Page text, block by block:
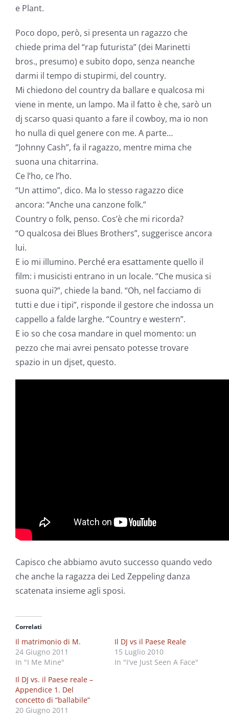
e Plant.
Poco dopo, però, si presenta un ragazzo che
chiede prima del “rap futurista” (dei Marinetti
bros., presumo) e subito dopo, senza neanche
darmi il tempo di stupirmi, del country.
Mi chiedono del country da ballare e qualcosa mi
viene in mente, un lampo. Ma il fatto è che, sarò un
dj scarso quasi quanto a fare il cowboy, ma io non
ho nulla di quel genere con me. A parte…
“Johnny Cash”, fa il ragazzo, mentre mima che
suona una chitarrina.
Ce l’ho, ce l’ho.
“Un attimo”, dico. Ma lo stesso ragazzo dice
ancora: “Anche una canzone folk.”
Country o folk, penso. Cos’è che mi ricorda?
“O qualcosa dei Blues Brothers”, suggerisce ancora
lui.
E io mi illumino. Perché era esattamente quello il
film: i musicisti entrano in un locale. “Che musica si
suona qui?”, chiede la band. “Oh, nel facciamo di
tutti e due i tipi”, risponde il gestore che indossa un
cappello a falde larghe. “Country e western”.
E io so che cosa mandare in quel momento: un
pezzo che mai avrei pensato potesse trovare
spazio in un djset, questo.
Capisco che abbiamo avuto successo quando vedo
che anche la ragazza dei Led Zeppelingdanza
scatenata insieme agli sposi.
Correlati
Il matrimonio di M.
24 Giugno 2011
In "I Me Mine"
Il DJ vs il Paese Reale
15 Luglio 2010
In "I've Just Seen A Face"
Il DJ vs. il Paese reale –
Appendice 1. Del
concetto di “ballabile”
20 Giugno 2011